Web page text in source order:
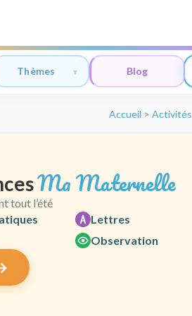
Thèmes Blog
Accueil > Activités
Ma Maternelle
tout l’été
Lettres
Observation